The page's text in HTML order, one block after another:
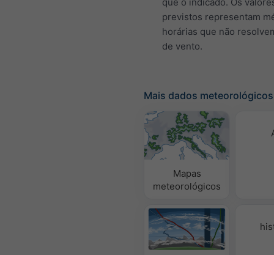
previstos representam
horárias que não
de vento.
Mais dados meteorológicos
Mapas
meteorológicos